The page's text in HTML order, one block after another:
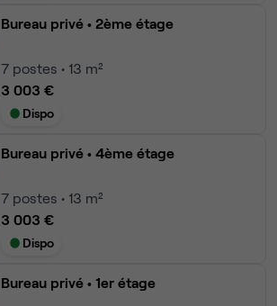
Bureau privé • 2ème étage
7 postes • 13 m²
3 003 €
Dispo
Bureau privé • 4ème étage
7 postes • 13 m²
3 003 €
Dispo
Bureau privé • 1er étage